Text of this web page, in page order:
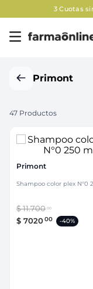
Primont
47 Productos
Primont
Shampoo color plex N°0
$11.700 00
$ 702000 -40%